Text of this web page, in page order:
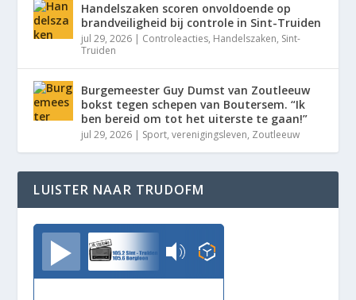
Handelszaken scoren onvoldoende op
brandveiligheid bij controle in Sint-Truiden
jul 29, 2026 Controleacties, Handelszaken, Sint-
Truiden
Burgemeester Guy Dumst van Zoutleeuw
bokst tegen schepen van Boutersem. “Ik
ben bereid om tot het uiterste te gaan!”
jul 29, 2026 Sport,verenigingsleven, Zoutleeuw
LUISTER NAAR TRUDOFM
TrudoFM